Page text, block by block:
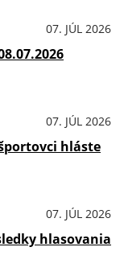
07. JÚL 2026
07. JÚL 2026
hláste
07. JÚL 2026
hlasovania